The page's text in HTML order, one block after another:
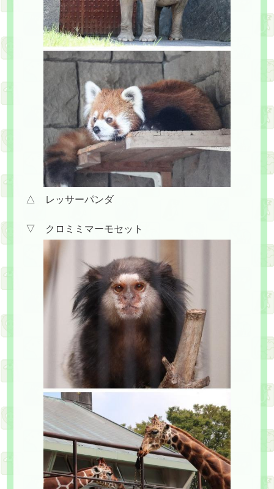
△ レッサーパンダ
▽ クロミミマーモセット